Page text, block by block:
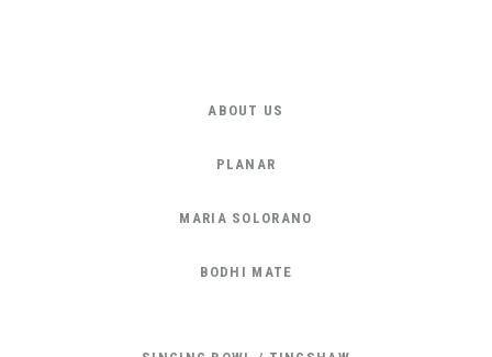
ABOUT US
PLANAR
MARIA SOLORANO
BODHI MATE